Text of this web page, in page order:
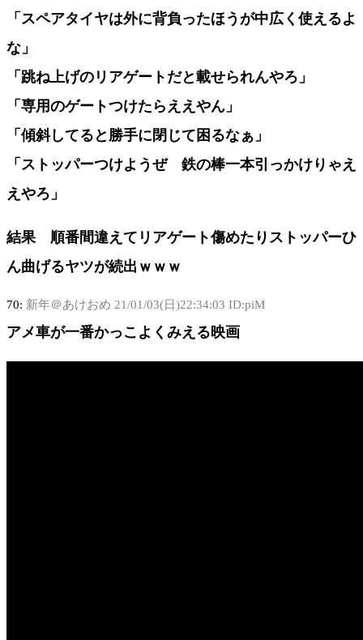
「スペアタイヤは外に背負ったほうが中広く使えるよ
な」
「跳ね上げのリアゲートだと載せられんやろ」
「専用のゲートつけたらええやん」
「傾斜してると勝手に閉じて困るなぁ」
「ストッパーつけようぜ 鉄の棒一本引っかけりゃえ
えやろ」
結果 順番間違えてリアゲート傷めたりストッパーひ
ん曲げるヤツが続出ｗｗｗ
70: 新年＠あけおめ 21/01/03(日)22:34:03 ID:piM
アメ車が一番かっこよくみえる映画